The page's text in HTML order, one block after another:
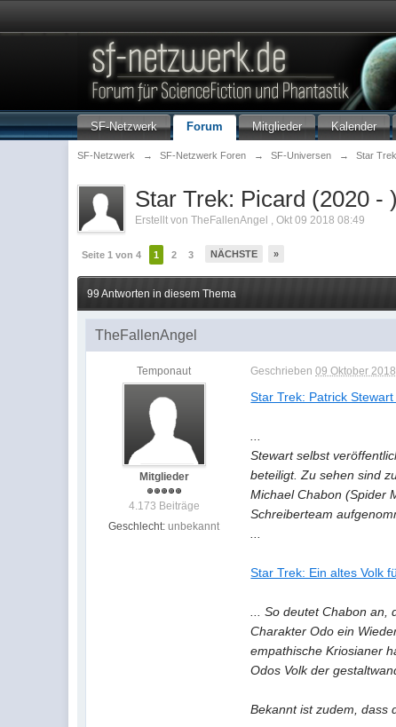
SF-Netzwerk Forum Mitglieder Kalender
SF-Netzwerk → SF-Netzwerk Foren → SF-Universen → Star Trek
Star Trek: Picard (2020 - )
Erstellt vonTheFallenAngel ,Okt 09 2018 08:49
Seite 1 von 4 1 2 3 NÄCHSTE »
99 Antworten in diesem Thema
TheFallenAngel
Temponaut
Mitglieder
4.173 Beiträge
Geschlecht: unbekannt
Geschrieben09 Oktober
Star Trek: Patrick
Stewart selbst
beteiligt. Zu sehen sind
Michael Chabon (Spider
Schreiberteam
Star Trek: Ein altes Volk
... So deutet Chabon
Charakter Odo ein
empathische Kriosianer
Odos Volk der
Bekannt ist zudem, dass